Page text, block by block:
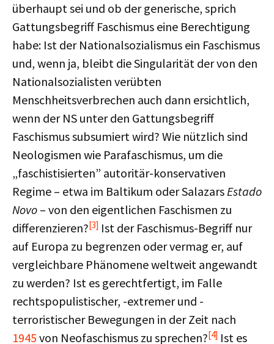
überhaupt sei und ob der generische, sprich
Gattungsbegriff Faschismus eine Berechtigung
habe: Ist der Nationalsozialismus ein Faschismus
und, wenn ja, bleibt die Singularität der von den
Nationalsozialisten verübten
Menschheitsverbrechen auch dann ersichtlich,
wenn der NS unter den Gattungsbegriff
Faschismus subsumiert wird? Wie nützlich sind
Neologismen wie Parafaschismus, um die
„faschistisierten” autoritär-konservativen
Regime – etwa im Baltikum oder SalazarsEstado
Novo – von den eigentlichen Faschismen zu
differenzieren?[3] Ist der Faschismus-Begriff nur
auf Europa zu begrenzen oder vermag er, auf
vergleichbare Phänomene weltweit angewandt
zu werden? Ist es gerechtfertigt, im Falle
rechtspopulistischer, -extremer und -
terroristischer Bewegungen in der Zeit nach
1945 von Neofaschismus zu sprechen?[4] Ist es